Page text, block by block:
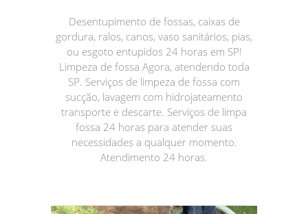
Desentupimento de fossas, caixas de
gordura, ralos, canos, vaso sanitários, pias,
ou esgoto entupidos 24 horas em SP!
Limpeza de fossa Agora, atendendo toda
SP. Serviços de limpeza de fossa com
sucção, lavagem com hidrojateamento
transporte e descarte. Serviços de limpa
fossa 24 horas para atender suas
necessidades a qualquer momento.
Atendimento 24 horas.